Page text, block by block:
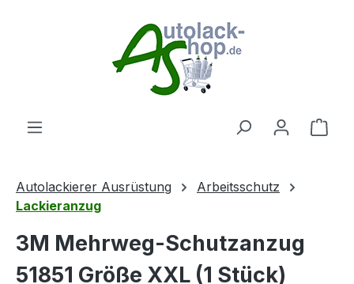
Autolackierer Ausrüstung
Arbeitsschutz
Lackieranzug
3M Mehrweg-Schutzanzug
51851 Größe XXL (1 Stück)